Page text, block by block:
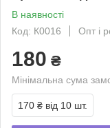
В наявності
Код: К0016
Опт і
180 ₴
Мінімальна сума
170 ₴ від 10 шт.